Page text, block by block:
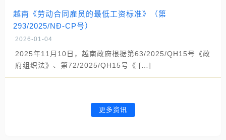
越南《劳动合同雇员的最低工资标准》（第
293/2025/NĐ-CP号）
2026-01-04
2025年11月10日，越南政府根据第63/2025/QH15号《政
府组织法》、第72/2025/QH15号《 […]
更多资讯